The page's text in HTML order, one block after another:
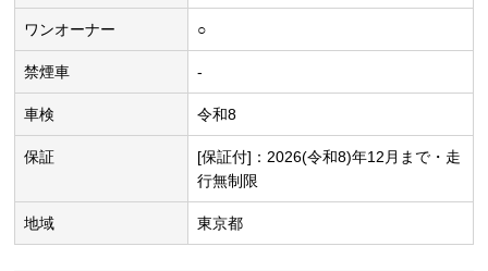
ワンオーナー ○
禁煙車 -
車検 令和8
保証
[保証付]：2026(令和8)年12月まで・走
行無制限
地域 東京都